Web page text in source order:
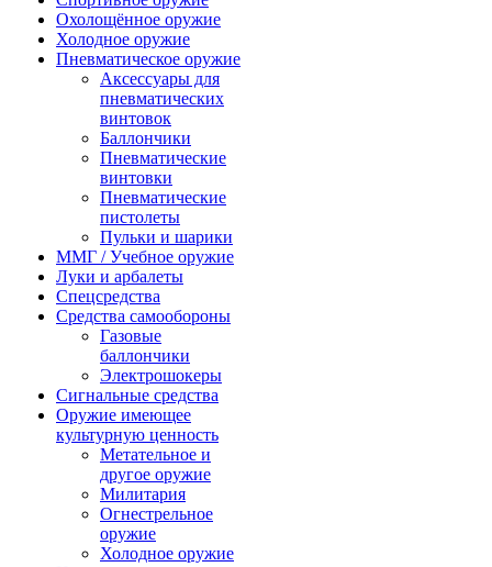
Охолощённое оружие
Холодное оружие
Пневматическое оружие
Аксессуары для
пневматических
винтовок
Баллончики
Пневматические
винтовки
Пневматические
пистолеты
Пульки и шарики
ММГ / Учебное оружие
Луки и арбалеты
Спецсредства
Средства самообороны
Газовые
баллончики
Электрошокеры
Сигнальные средства
Оружие имеющее
культурную ценность
Метательное и
другое оружие
Милитария
Огнестрельное
оружие
Холодное оружие